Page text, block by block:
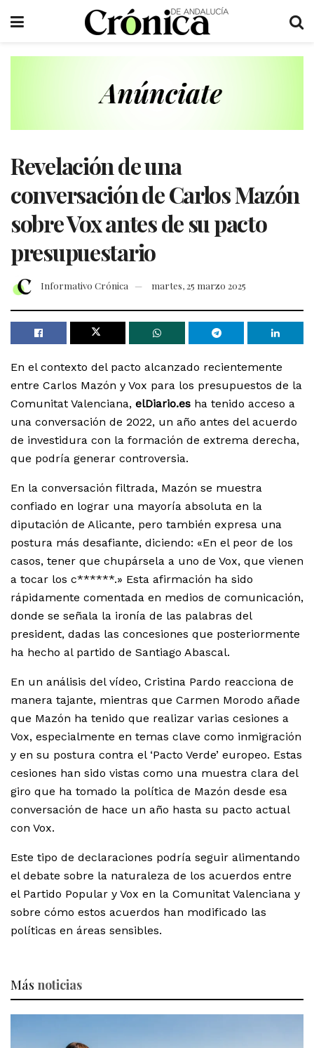
Revelación de una
conversación de Carlos Mazón
sobre Vox antes de su pacto
presupuestario
Informativo Crónica martes, 25 marzo 2025
En el contexto del pacto alcanzado recientemente
entre Carlos Mazón y Vox para los presupuestos de la
Comunitat Valenciana, elDiario.es ha tenido acceso a
una conversación de 2022, un año antes del acuerdo
de investidura con la formación de extrema derecha,
que podría generar controversia.
En la conversación filtrada, Mazón se muestra
confiado en lograr una mayoría absoluta en la
diputación de Alicante, pero también expresa una
postura más desafiante, diciendo: «En el peor de los
casos, tener que chupársela a uno de Vox, que vienen
a tocar los c******.» Esta afirmación ha sido
rápidamente comentada en medios de comunicación,
donde se señala la ironía de las palabras del
president, dadas las concesiones que posteriormente
ha hecho al partido de Santiago Abascal.
En un análisis del vídeo, Cristina Pardo reacciona de
manera tajante, mientras que Carmen Morodo añade
que Mazón ha tenido que realizar varias cesiones a
Vox, especialmente en temas clave como inmigración
y en su postura contra el ‘Pacto Verde’ europeo. Estas
cesiones han sido vistas como una muestra clara del
giro que ha tomado la política de Mazón desde esa
conversación de hace un año hasta su pacto actual
con Vox.
Este tipo de declaraciones podría seguir alimentando
el debate sobre la naturaleza de los acuerdos entre
el Partido Popular y Vox en la Comunitat Valenciana y
sobre cómo estos acuerdos han modificado las
políticas en áreas sensibles.
Más noticias